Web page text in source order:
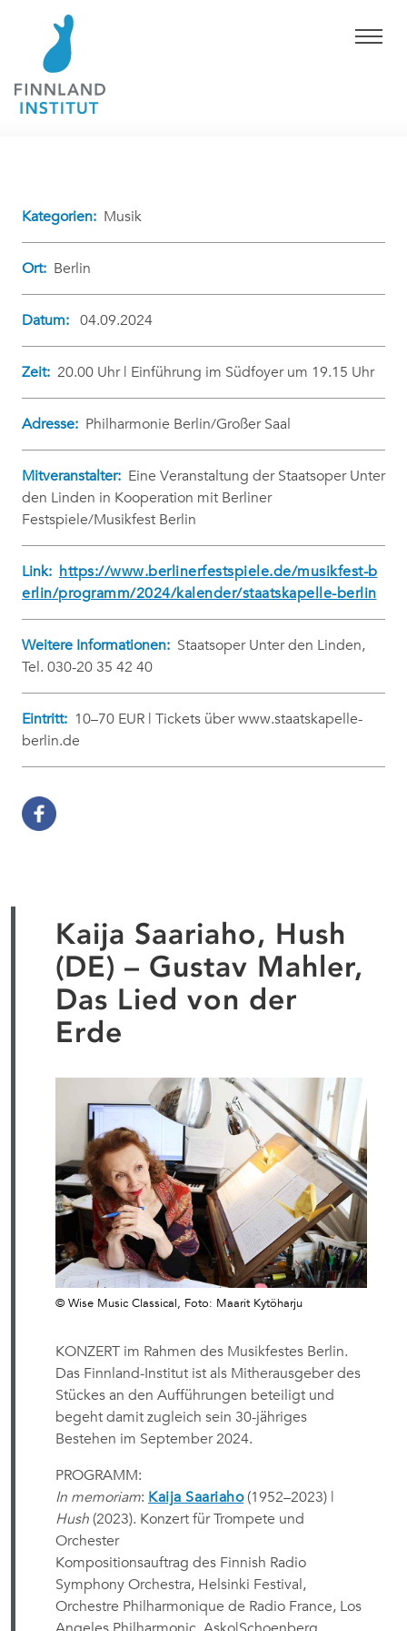
Kategorien: Musik
Ort: Berlin
Datum: 04.09.2024
Zeit: 20.00 Uhr | Einführung im Südfoyer um 19.15 Uhr
Adresse: Philharmonie Berlin/Großer Saal
Mitveranstalter: Eine Veranstaltung der Staatsoper Unter
den Linden in Kooperation mit Berliner
Festspiele/Musikfest Berlin
Link: https://www.berlinerfestspiele.de/musikfest-b
erlin/programm/2024/kalender/staatskapelle-berlin
Weitere Informationen: Staatsoper Unter den Linden,
Tel. 030-20 35 42 40
Eintritt: 10–70 EUR | Tickets über www.staatskapelle-
berlin.de
Kaija Saariaho, Hush
(DE) – Gustav Mahler,
Das Lied von der
Erde
© Wise Music Classical, Foto: Maarit Kytöharju
KONZERT im Rahmen des Musikfestes Berlin.
Das Finnland-Institut ist als Mitherausgeber des
Stückes an den Aufführungen beteiligt und
begeht damit zugleich sein 30-jähriges
Bestehen im September 2024.
PROGRAMM:
In memoriam: Kaija Saariaho(1952–2023) |
Hush (2023). Konzert für Trompete und
Orchester
Kompositionsauftrag des Finnish Radio
Symphony Orchestra, Helsinki Festival,
Orchestre Philharmonique de Radio France, Los